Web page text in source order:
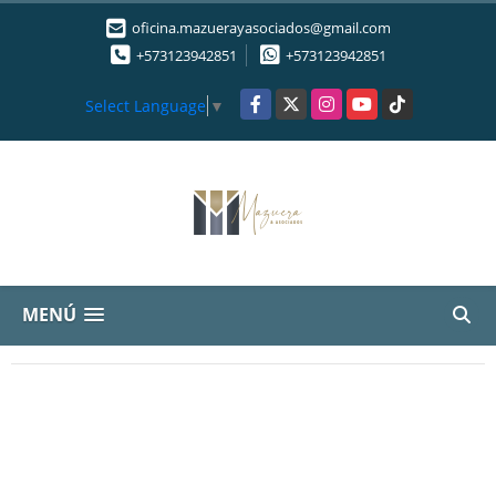
oficina.mazuerayasociados@gmail.com
+573123942851
+573123942851
Select Language ▼ Facebook
X InstagramYouTubeTikTok
MENÚ